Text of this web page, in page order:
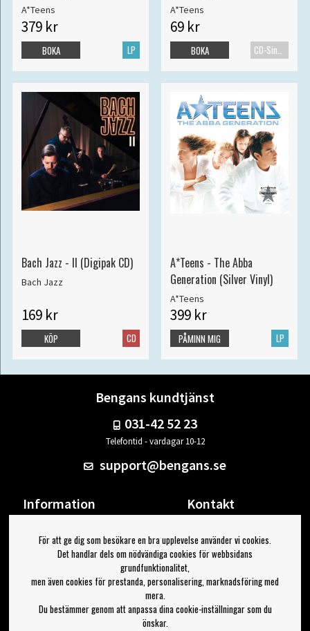
A*Teens
379 kr
LP
BOKA
A*Teens
69 kr
BOKA
Bach Jazz - II (Digipak CD)
Bach Jazz
169 kr
CD
KÖP
A*Teens - The Abba
Generation (Silver Vinyl)
A*Teens
399 kr
LP
PÅMINN MIG
Bengans kundtjänst
031-42 52 23
Telefontid - vardagar 10-12
support@bengans.se
Information
Om Bengans
FAQ / Köp- & Leveransvillkor
Kontakt
Din sida
Logga ut
Jag vill ha tips från Bengans
För att ge dig som besökare en bra upplevelse använder vi cookies.
Det handlar dels om nödvändiga cookies för webbsidans
grundfunktionalitet,
men även cookies för prestanda, personalisering, marknadsföring med
mera.
Du bestämmer genom att anpassa dina cookie-inställningar som du
önskar.